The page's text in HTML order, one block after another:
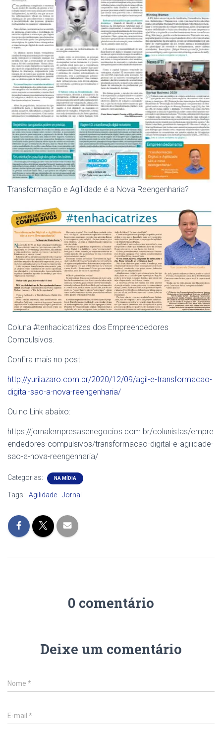
Transformação e Agilidade é a Nova Reengenharia?
Coluna #tenhacicatrizes dos Empreendedores
Compulsivos.
Confira mais no post:
http://yurilazaro.com.br/2020/12/09/agil-e-transformacao-
digital-sao-a-nova-reengenharia/
Ou no Link abaixo:
https://jornalempresasenegocios.com.br/colunistas/empre
endedores-compulsivos/transformacao-digital-e-agilidade-
sao-a-nova-reengenharia/
Categorias: NA MÍDIA
Tags: Agilidade Jornal
0 comentário
Deixe um comentário
Nome *
E-mail *